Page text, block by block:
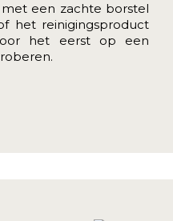
een zachte borstel
het reinigingsproduct
het eerst op een